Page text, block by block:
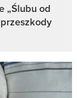
„Ślubu od